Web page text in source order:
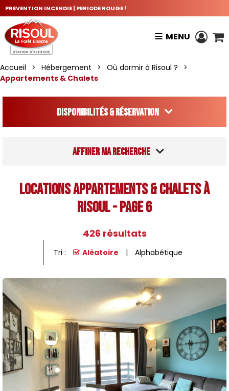
PREVENTION INCENDIE | PERIODE ROUGE !
MENU
Accueil > Hébergement > Où dormir à Risoul ?
>
Appartements & Chalets
Disponibilités & Réservation
Affiner ma recherche
Locations Appartements & Chalets à
Risoul - Page 6
426 résultats
Tri : Aléatoire Alphabétique